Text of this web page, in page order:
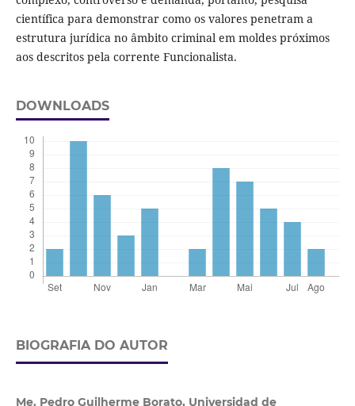
científica para demonstrar como os valores penetram a
estrutura jurídica no âmbito criminal em moldes próximos
aos descritos pela corrente Funcionalista.
DOWNLOADS
BIOGRAFIA DO AUTOR
Me. Pedro Guilherme Borato, Universidad de